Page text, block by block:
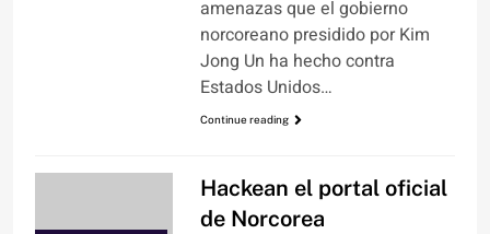
amenazas que el gobierno
norcoreano presidido por Kim
Jong Un ha hecho contra
Estados Unidos…
Continue reading
Hackean el portal oficial
de Norcorea